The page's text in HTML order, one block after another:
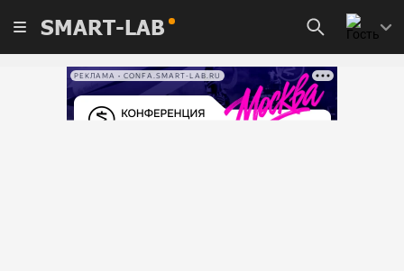
SMART-LAB
РЕКЛАМА • CONFA.SMART-LAB.RU